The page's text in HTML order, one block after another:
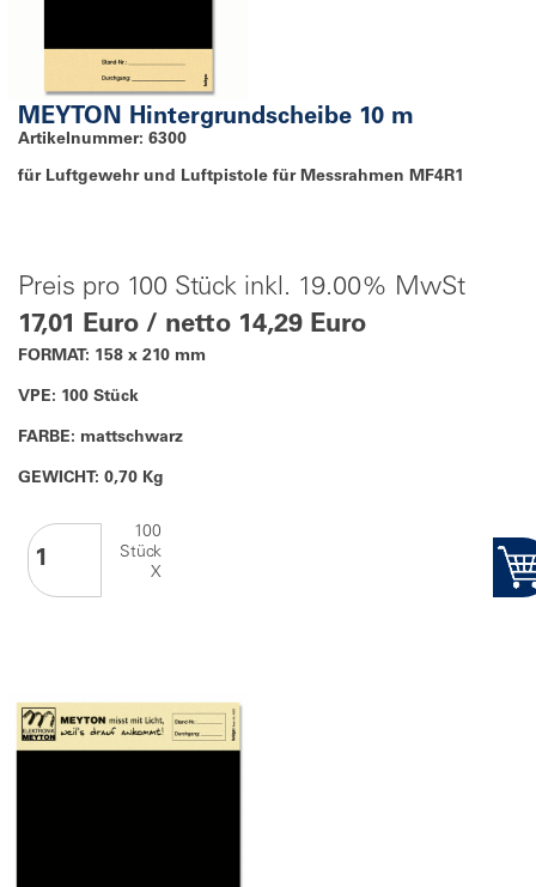
MEYTON Hintergrundscheibe 10 m
Artikelnummer: 6300
für Luftgewehr und Luftpistole für Messrahmen MF4R1
Preis pro 100 Stück inkl. 19.00% MwSt
17,01 Euro / netto 14,29 Euro
FORMAT: 158 x 210 mm
VPE: 100 Stück
FARBE: mattschwarz
GEWICHT: 0,70 Kg
100
Stück
X